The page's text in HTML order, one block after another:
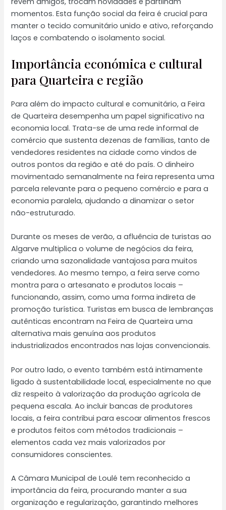
momentos. Esta função social da feira é crucial para
manter o tecido comunitário unido e ativo, reforçando
laços e combatendo o isolamento social.
Importância económica e cultural
para Quarteira e região
Para além do impacto cultural e comunitário, a Feira
de Quarteira desempenha um papel significativo na
economia local. Trata-se de uma rede informal de
comércio que sustenta dezenas de famílias, tanto de
vendedores residentes na cidade como vindos de
outros pontos da região e até do país. O dinheiro
movimentado semanalmente na feira representa uma
parcela relevante para o pequeno comércio e para a
economia paralela, ajudando a dinamizar o setor
não-estruturado.
Durante os meses de verão, a afluência de turistas ao
Algarve multiplica o volume de negócios da feira,
criando uma sazonalidade vantajosa para muitos
vendedores. Ao mesmo tempo, a feira serve como
montra para o artesanato e produtos locais –
funcionando, assim, como uma forma indireta de
promoção turística. Turistas em busca de lembranças
autênticas encontram na Feira de Quarteira uma
alternativa mais genuína aos produtos
industrializados encontrados nas lojas convencionais.
Por outro lado, o evento também está intimamente
ligado à sustentabilidade local, especialmente no que
diz respeito à valorização da produção agrícola de
pequena escala. Ao incluir bancas de produtores
locais, a feira contribui para escoar alimentos frescos
e produtos feitos com métodos tradicionais –
elementos cada vez mais valorizados por
consumidores conscientes.
A Câmara Municipal de Loulé tem reconhecido a
importância da feira, procurando manter a sua
organização e regularização, garantindo melhores